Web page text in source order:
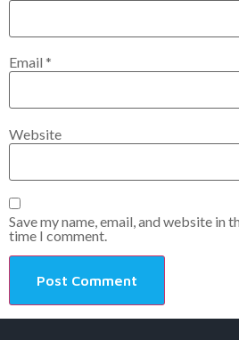
Email *
Website
Save my name, email, and website in
time I comment.